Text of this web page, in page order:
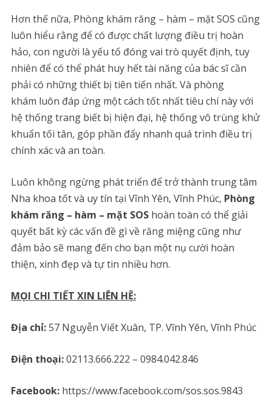
Hơn thế nữa, Phòng khám răng – hàm – mặt SOS cũng
luôn hiểu rằng để có được chất lượng điều trị hoàn
hảo, con người là yếu tố đóng vai trò quyết định, tuy
nhiên để có thể phát huy hết tài năng của bác sĩ cần
phải có những thiết bị tiên tiến nhất. Và phòng
khám luôn đáp ứng một cách tốt nhất tiêu chí này với
hệ thống trang biết bị hiện đại, hệ thống vô trùng khử
khuẩn tối tân, góp phần đẩy nhanh quá trình điều trị
chính xác và an toàn.
Luôn không ngừng phát triển để trở thành trung tâm
Nha khoa tốt và uy tín tại Vĩnh Yên, Vĩnh Phúc, Phòng
khám răng – hàm – mặt SOShoàn toàn có thể giải
quyết bất kỳ các vấn đề gì về răng miệng cũng như
đảm bảo sẽ mang đến cho bạn một nụ cười hoàn
thiện, xinh đẹp và tự tin nhiều hơn.
MỌI CHI TIẾT XIN LIÊN HỆ:
Địa chỉ:57 Nguyễn Viết Xuân, TP. Vĩnh Yên, Vĩnh Phúc
Điện thoại:02113.666.222 – 0984.042.846
Facebook: https://www.facebook.com/sos.sos.9843